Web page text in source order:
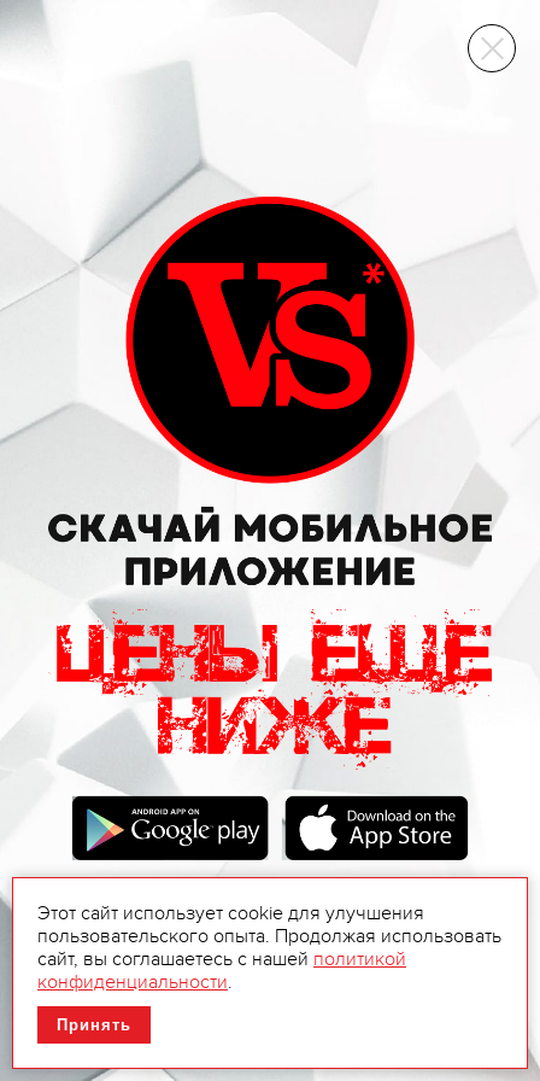
ВИННЫЙ СКЛАД
Этот сайт использует cookie для улучшения
пользовательского опыта. Продолжая использовать
сайт, вы соглашаетесь с нашей политикой
конфиденциальности.
Принять